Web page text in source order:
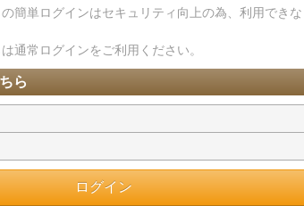
簡単ログインはセキュリティ向上の為、利用でき
通常ログインをご利用ください。
ら